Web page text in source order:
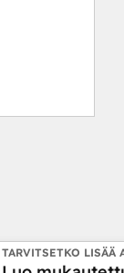
TARVITSETKO LISÄÄ